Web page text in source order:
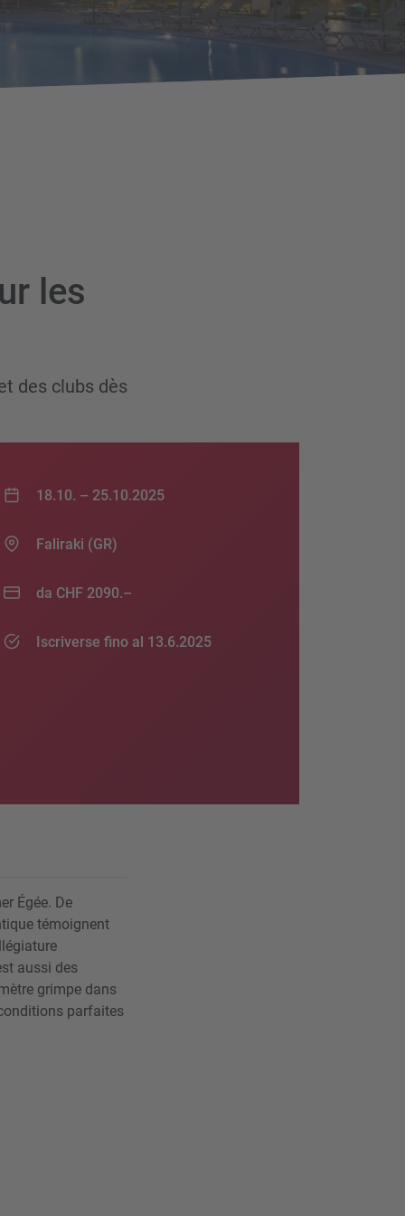
les
des clubs dès
18.10. – 25.10.2025
Faliraki (GR)
da CHF 2090.–
Iscriverse fino al 13.6.2025
Égée. De
témoignent
aussi des
grimpe dans
parfaites